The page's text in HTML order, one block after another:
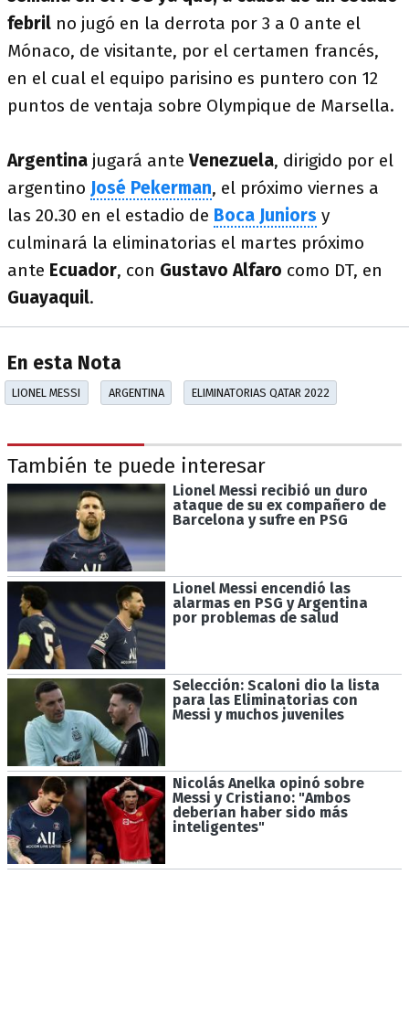
febril no jugó en la derrota por 3 a 0 ante el
Mónaco, de visitante, por el certamen francés,
en el cual el equipo parisino es puntero con 12
puntos de ventaja sobre Olympique de Marsella.
Argentina jugará anteVenezuela, dirigido por el
argentino José Pekerman, el próximo viernes a
las 20.30 en el estadio de Boca Juniors y
culminará la eliminatorias el martes próximo
ante Ecuador, con Gustavo Alfaro como DT, en
Guayaquil.
En esta Nota
LIONEL MESSI ARGENTINA ELIMINATORIAS QATAR 2022
También te puede interesar
Lionel Messi recibió un duro
ataque de su ex compañero de
Barcelona y sufre en PSG
Lionel Messi encendió las
alarmas en PSG y Argentina
por problemas de salud
Selección: Scaloni dio la lista
para las Eliminatorias con
Messi y muchos juveniles
Nicolás Anelka opinó sobre
Messi y Cristiano: "Ambos
deberían haber sido más
inteligentes"